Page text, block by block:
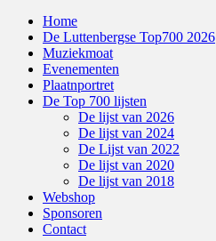
Home
De Luttenbergse Top700 2026
Muziekmoat
Evenementen
Plaatnportret
De Top 700 lijsten
De lijst van 2026
De lijst van 2024
De Lijst van 2022
De lijst van 2020
De lijst van 2018
Webshop
Sponsoren
Contact